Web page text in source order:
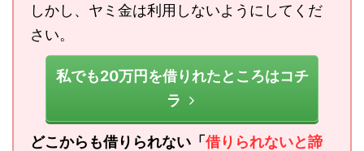
しかし、ヤミ金は利用しないようにしてくだ
さい。
私でも20万円を借りれたところはコチ
ラ
どこからも借りられない「借りられないと諦